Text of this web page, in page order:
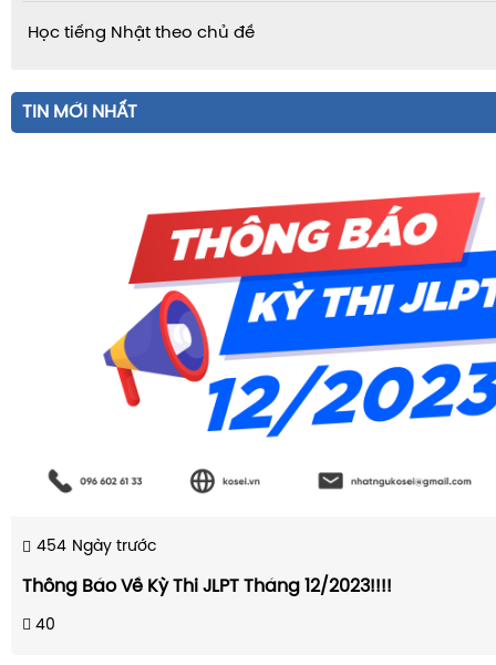
Học tiếng Nhật theo chủ đề
TIN MỚI NHẤT
454 Ngày trước
Thông Báo Về Kỳ Thi JLPT Tháng 12/2023!!!!
40